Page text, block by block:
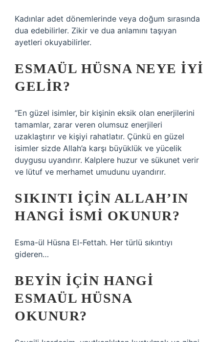
Kadınlar adet dönemlerinde veya doğum sırasında
dua edebilirler. Zikir ve dua anlamını taşıyan
ayetleri okuyabilirler.
ESMAÜL HÜSNA NEYE IYI
GELIR?
“En güzel isimler, bir kişinin eksik olan enerjilerini
tamamlar, zarar veren olumsuz enerjileri
uzaklaştırır ve kişiyi rahatlatır. Çünkü en güzel
isimler sizde Allah’a karşı büyüklük ve yücelik
duygusu uyandırır. Kalplere huzur ve sükunet verir
ve lütuf ve merhamet umudunu uyandırır.
SIKINTI IÇIN ALLAH’IN
HANGI ISMI OKUNUR?
Esma-ül Hüsna El-Fettah. Her türlü sıkıntıyı
gideren…
BEYIN IÇIN HANGI
ESMAÜL HÜSNA
OKUNUR?